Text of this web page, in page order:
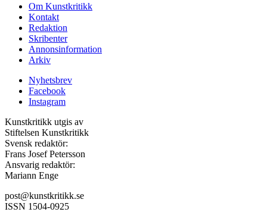
Om Kunstkritikk
Kontakt
Redaktion
Skribenter
Annonsinformation
Arkiv
Nyhetsbrev
Facebook
Instagram
Kunstkritikk utgis av
Stiftelsen Kunstkritikk
Svensk redaktör:
Frans Josef Petersson
Ansvarig redaktör:
Mariann Enge
post@kunstkritikk.se
ISSN 1504-0925